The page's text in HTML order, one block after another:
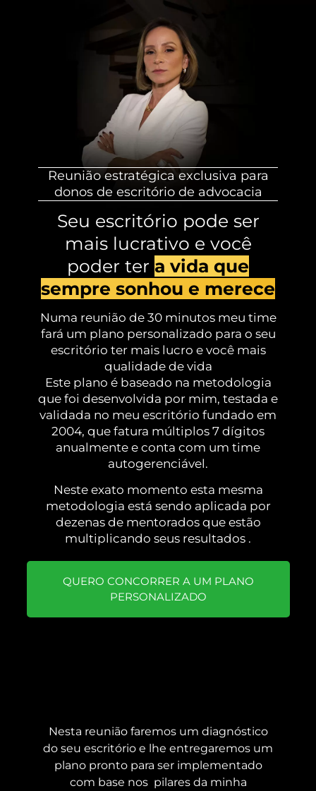
Reunião estratégica exclusiva para
donos de escritório de advocacia
Seu escritório pode ser
mais lucrativo e você
poder ter a vida que
sempre sonhou e merece
Numa reunião de 30 minutos meu time
fará um plano personalizado para o seu
escritório ter mais lucro e você mais
qualidade de vida
Este plano é baseado na metodologia
que foi desenvolvida por mim, testada e
validada no meu escritório fundado em
2004, que fatura múltiplos 7 dígitos
anualmente e conta com um time
autogerenciável.
Neste exato momento esta mesma
metodologia está sendo aplicada por
dezenas de mentorados que estão
multiplicando seus resultados .
QUERO CONCORRER A UM PLANO
PERSONALIZADO
Nesta reunião faremos um diagnóstico
do seu escritório e lhe entregaremos um
plano pronto para ser implementado
com base nos pilares da minha